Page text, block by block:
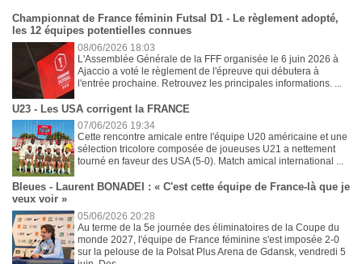
Championnat de France féminin Futsal D1 - Le règlement adopté,
les 12 équipes potentielles connues
08/06/2026 18:03
L'Assemblée Générale de la FFF organisée le 6 juin 2026 à
Ajaccio a voté le règlement de l'épreuve qui débutera à
l'entrée prochaine. Retrouvez les principales informations. ...
U23 - Les USA corrigent la FRANCE
07/06/2026 19:34
Cette rencontre amicale entre l'équipe U20 américaine et une
sélection tricolore composée de joueuses U21 a nettement
tourné en faveur des USA (5-0). Match amical international ...
Bleues - Laurent BONADEI : « C'est cette équipe de France-là que je
veux voir »
05/06/2026 20:28
Au terme de la 5e journée des éliminatoires de la Coupe du
monde 2027, l'équipe de France féminine s'est imposée 2-0
sur la pelouse de la Polsat Plus Arena de Gdansk, vendredi 5